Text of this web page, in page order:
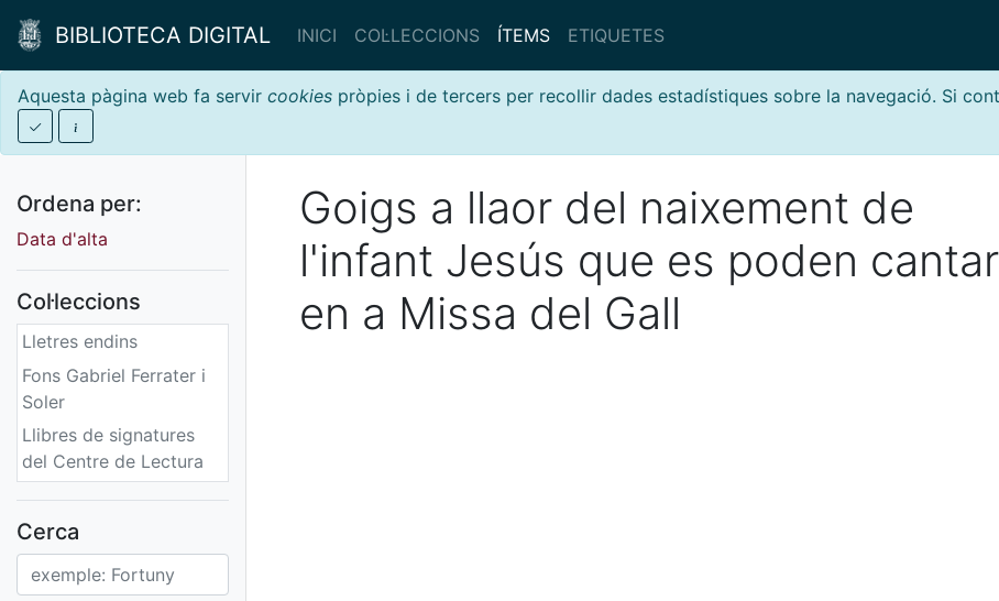
BIBLIOTECA DIGITAL INICI COL·LECCIONS ÍTEMS ETIQUETES
Aquesta pàgina web fa servir cookies pròpies i de tercers per recollir dades estadístiques sobre la navegació. Si
Ordena per:
Data d'alta
Col·leccions
Lletres endins
Fons Gabriel Ferrater i
Soler
Llibres de signatures
del Centre de Lectura
Fons sonor de Ràdio
Reus
Cartells
Fons audiovisual
Cerca
Goigs a llaor del naixement de
l'infant Jesús que es poden cantar
en a Missa del Gall